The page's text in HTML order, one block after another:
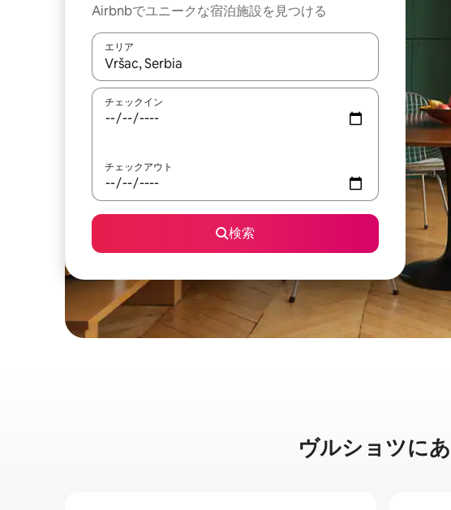
Airbnbでユニークな宿泊施設を見つける
エリア
検索結果が表示されたら、上下の矢印キーを使って移動するか、
チェックイン
チェックアウト
検索
ヴルショツに⁠